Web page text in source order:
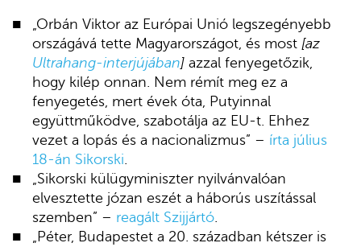
„Orbán Viktor az Európai Unió legszegényebb
országává tette Magyarországot, és most [az
Ultrahang-interjújában] azzal fenyegetőzik,
hogy kilép onnan. Nem rémít meg ez a
fenyegetés, mert évek óta, Putyinnal
együttműködve, szabotálja az EU-t. Ehhez
vezet a lopás és a nacionalizmus” – írta július
18-án Sikorski.
„Sikorski külügyminiszter nyilvánvalóan
elvesztette józan eszét a háborús uszítással
szemben” – reagált Szijjártó.
„Péter, Budapestet a 20. században kétszer is